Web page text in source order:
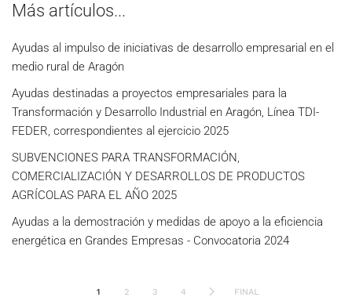
Más artículos...
Ayudas al impulso de iniciativas de desarrollo empresarial en el
medio rural de Aragón
Ayudas destinadas a proyectos empresariales para la
Transformación y Desarrollo Industrial en Aragón, Línea TDI-
FEDER, correspondientes al ejercicio 2025
SUBVENCIONES PARA TRANSFORMACIÓN,
COMERCIALIZACIÓN Y DESARROLLOS DE PRODUCTOS
AGRÍCOLAS PARA EL AÑO 2025
Ayudas a la demostración y medidas de apoyo a la eficiencia
energética en Grandes Empresas - Convocatoria 2024
1 2 3 4 FINAL